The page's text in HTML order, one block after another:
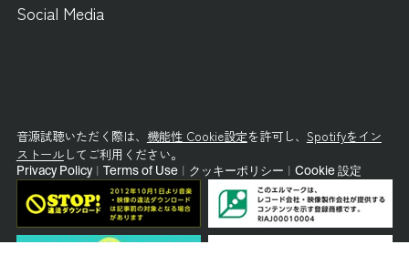
Social Media
音源試聴いただく際は、 機能性 Cookie設定を許可し、 Spotifyをイン
ストールしてご利用ください。
Privacy Policy Terms of Use クッキーポリシー Cookie 設定